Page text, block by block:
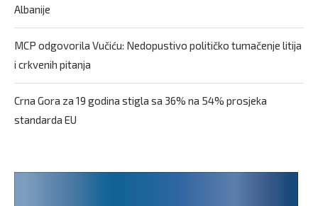
Albanije
MCP odgovorila Vučiću: Nedopustivo političko tumačenje litija
i crkvenih pitanja
Crna Gora za 19 godina stigla sa 36% na 54% prosjeka
standarda EU